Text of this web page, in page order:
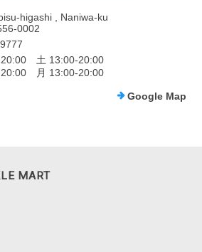
higashi , Naniwa-ku
0002
20:00 土 13:00-20:00
20:00 月 13:00-20:00
Google Map
MART